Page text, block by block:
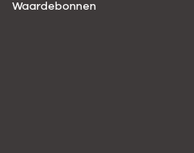
Waardebonnen